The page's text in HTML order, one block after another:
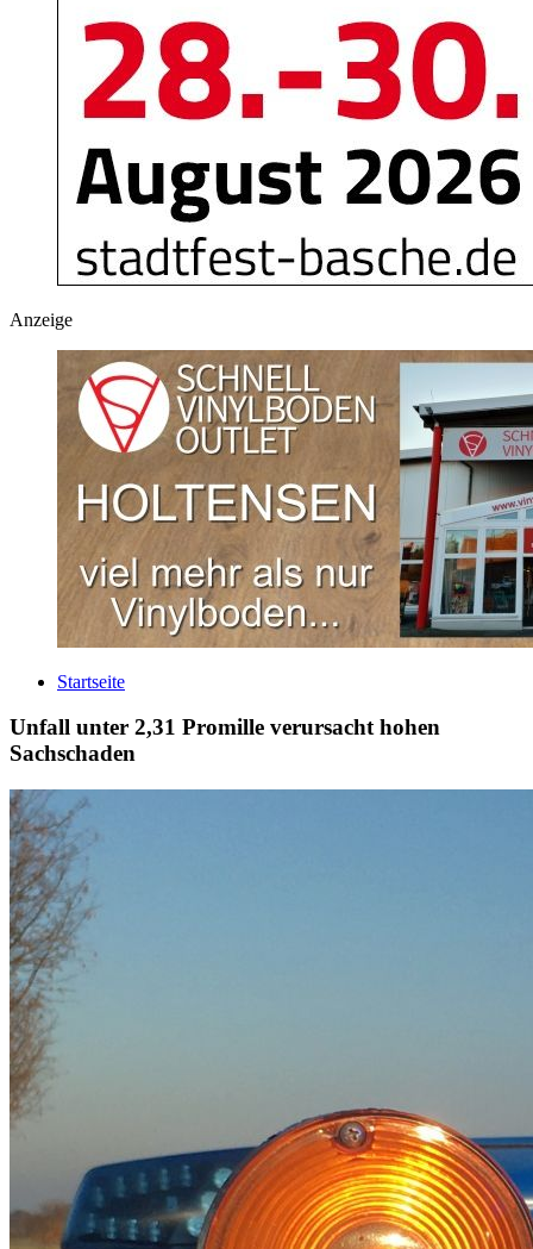
Anzeige
Startseite
Unfall unter 2,31 Promille verursacht hohen
Sachschaden